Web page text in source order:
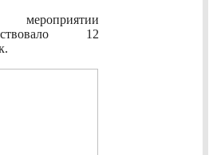
12